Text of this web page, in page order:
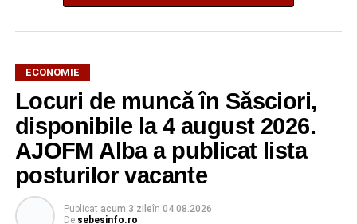
Potrivit unui comunicat al companiei, măsura va fi aplicată
gradual, în funcție de necesitățile sistemului energetic.
Reprezentanții Kronospan precizează că evoluția situației
este monitorizată permanent, iar activitatea va reveni la
capacitate normală imediat ce condițiile vor permite.
Compania dă asigurări că oprirea temporară a unor linii
de producție nu va afecta livrările către clienți.
ECONOMIE
Locuri de muncă în Săsciori,
disponibile la 4 august 2026.
AJOFM Alba a publicat lista
posturilor vacante
Publicat acum 3 zileîn 04.08.2026
De sebesinfo.ro